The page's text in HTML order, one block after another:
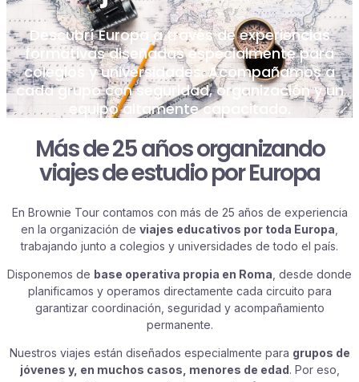
Descubrí Europa a través de experiencias
formativas diseñadas especialmente para
colegios y universidades. Acompañamos a
cada grupo con seguridad, organización y un
equipo altamente capacitado.
Más de 25 años organizando
viajes de estudio por Europa
En Brownie Tour contamos con más de 25 años de experiencia
en la organización de viajes educativos por toda Europa
trabajando junto a colegios y universidades de todo el país.
Disponemos de base operativa propia en Roma , desde donde
planificamos y operamos directamente cada circuito para
garantizar coordinación, seguridad y acompañamiento
permanente.
Nuestros viajes están diseñados especialmente para grupos de
jóvenes y, en muchos casos, menores de edad. Por eso,